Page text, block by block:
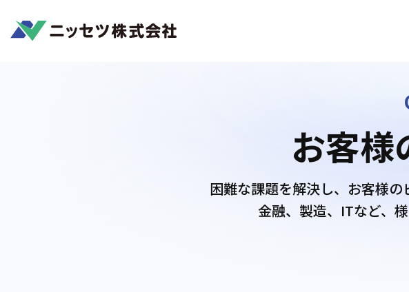
お客様
困難な課題を解決し、 お客様の
金融、製造、ITなど、